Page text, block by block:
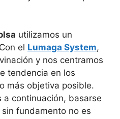
utilizamos un
el Lumaga System,
y nos centramos
tendencia en los
más objetiva posible.
a continuación, basarse
fundamento no es